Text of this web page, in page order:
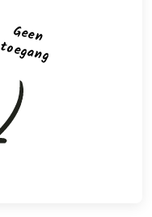
G
een
toegan
g